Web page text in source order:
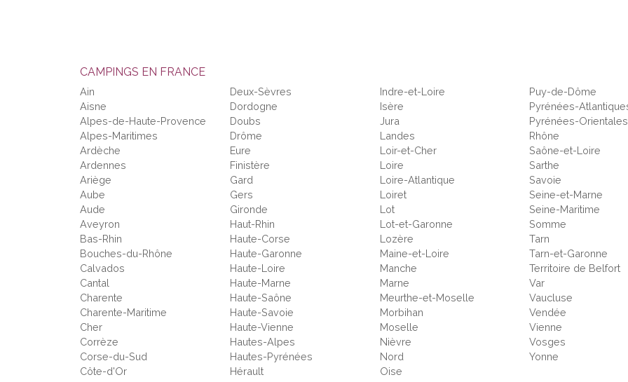
CAMPINGS EN FRANCE
Ain
Aisne
Alpes-de-Haute-Provence
Alpes-Maritimes
Ardèche
Ardennes
Ariège
Aube
Aude
Aveyron
Bas-Rhin
Bouches-du-Rhône
Calvados
Cantal
Charente
Charente-Maritime
Cher
Corrèze
Corse-du-Sud
Côte-d'Or
Deux-Sèvres
Dordogne
Doubs
Drôme
Eure
Finistère
Gard
Gers
Gironde
Haut-Rhin
Haute-Corse
Haute-Garonne
Haute-Loire
Haute-Marne
Haute-Saône
Haute-Savoie
Haute-Vienne
Hautes-Alpes
Hautes-Pyrénées
Hérault
Indre-et-Loire
Isère
Jura
Landes
Loir-et-Cher
Loire
Loire-Atlantique
Loiret
Lot
Lot-et-Garonne
Lozère
Maine-et-Loire
Manche
Marne
Meurthe-et-Moselle
Morbihan
Moselle
Nièvre
Nord
Oise
Puy-de-Dôme
Pyrénées-
Pyrénées-Orientales
Rhône
Saône-et-Loire
Sarthe
Savoie
Seine-et-Marne
Seine-Maritime
Somme
Tarn
Tarn-et-Garonne
Territoire de Belfort
Var
Vaucluse
Vendée
Vienne
Vosges
Yonne